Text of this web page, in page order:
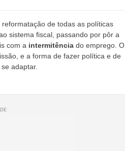
de todas as políticas
sistema fiscal, passando por pôr a
com a intermitência do emprego. O
e a forma de fazer política e de
adaptar.